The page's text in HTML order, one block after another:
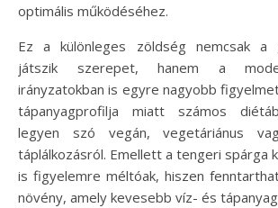
optimális működéséhez.
Ez a különleges zöldség nemcsak a
játszik szerepet, hanem a
irányzatokban is egyre nagyobb
tápanyagprofilja miatt számos
legyen szó vegán, vegetáriánus
táplálkozásról. Emellett a tengeri spárga
is figyelemre méltóak, hiszen
növény, amely kevesebb víz- és